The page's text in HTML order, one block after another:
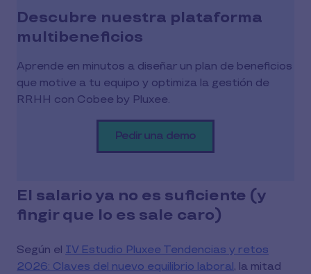
Descubre nuestra plataforma
multibeneficios
Aprende en minutos a diseñar un plan de beneficios
que motive a tu equipo y optimiza la gestión de
RRHH con Cobee by Pluxee.
Pedir una demo
El salario ya no es suficiente (y
fingir que lo es sale caro)
Según el IV Estudio Pluxee Tendencias y retos
2026: Claves del nuevo equilibrio laboral, la mitad